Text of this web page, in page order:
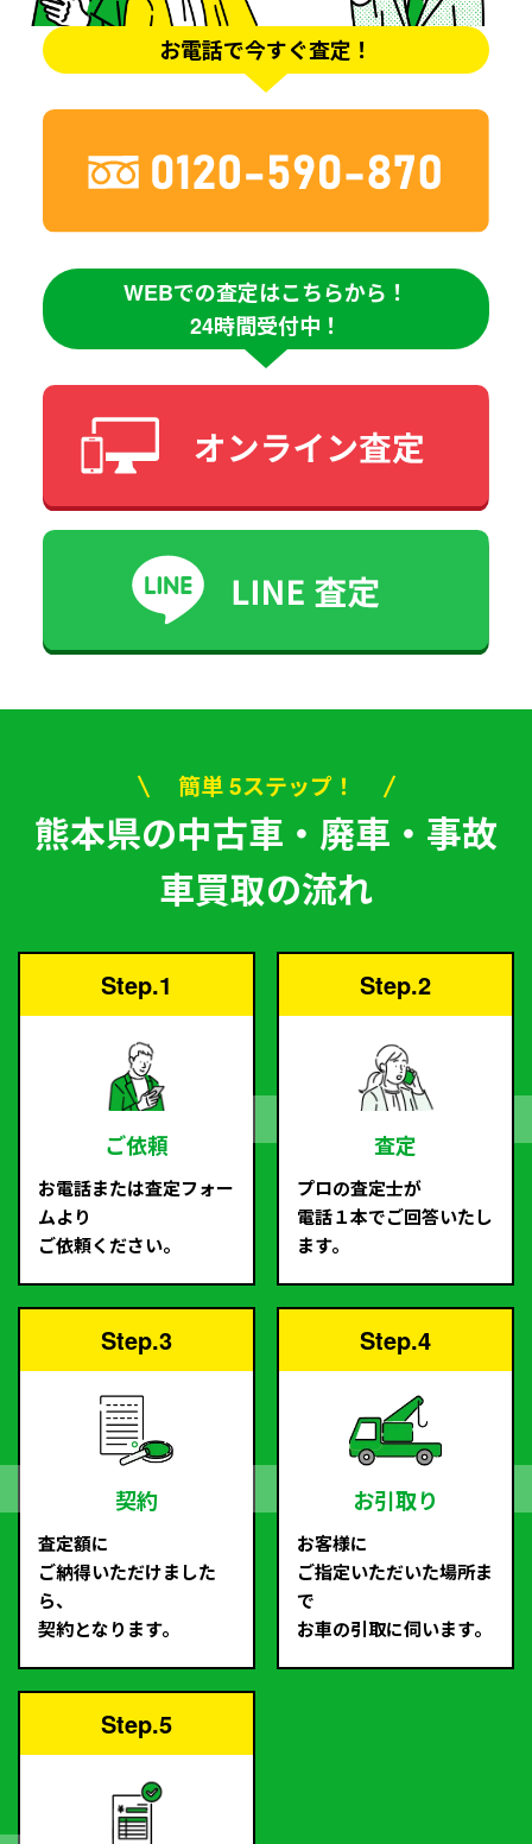
お電話で今すぐ査定！
WEBでの査定はこちらから！
24時間受付中！
簡単 5ステップ！
熊本県の中古車・廃車・事故
車買取の流れ
Step.1
ご依頼
お電話または査定フォー
ムより
ご依頼ください。
Step.2
査定
プロの査定士が
電話１本でご回答いたし
ます。
Step.3
契約
査定額に
ご納得いただけました
ら、
契約となります。
Step.4
お引取り
お客様に
ご指定いただいた場所ま
で
お車の引取に伺います。
Step.5